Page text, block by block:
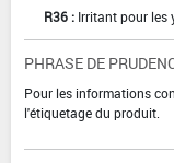
R36 : Irritant pour les
PHRASE DE
Pour les informations
l'étiquetage du produit.